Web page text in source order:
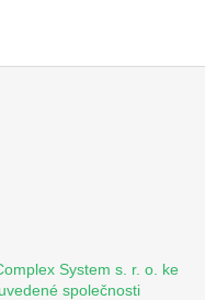
System s. r. o. ke
společnosti